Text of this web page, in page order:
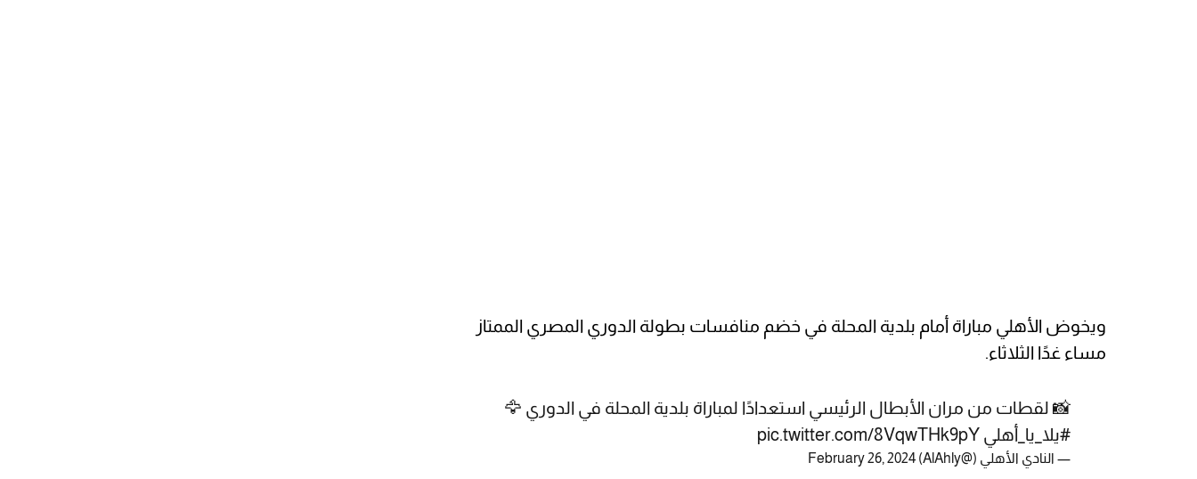
ويخوض الأهلي مباراة أمام بلدية المحلة في خضم منافسات بطولة الدوري المصري الممتاز
مساء غدًا الثلاثاء.
📸 لقطات من مران الأبطال الرئيسي استعدادًا لمباراة بلدية المحلة في الدوري 🦅
#يلا_يا_أهلي pic.twitter.com/8VqwTHk9pY
— ‏النادي الأهلي (@AlAhly) February 26, 2024